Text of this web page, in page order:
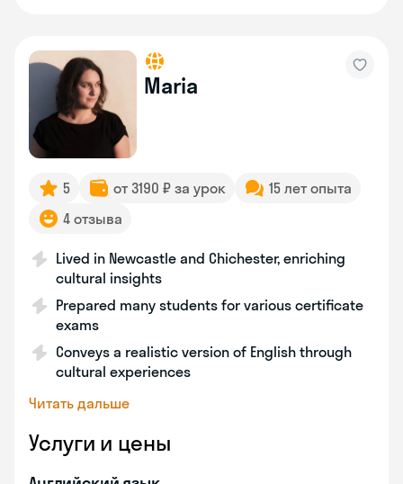
Maria
5 от 3190 ₽ за урок
15 лет опыта
4 отзыва
Lived in Newcastle and Chichester, enriching
cultural insights
Prepared many students for various certificate
exams
Conveys a realistic version of English through
cultural experiences
Читать дальше
Услуги и цены